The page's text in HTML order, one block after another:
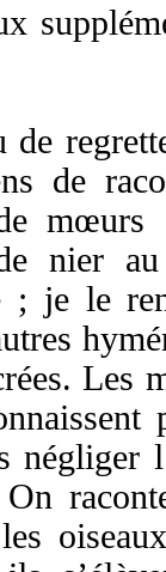
de
de
mœurs
nier
; je le
. Les
négliger
On
oiseaux